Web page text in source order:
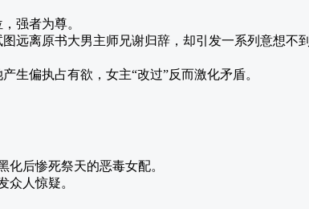
强者为尊。
远离原书大男主师兄谢归辞，却引发一系列意想不到
生偏执占有欲，女主“改过”反而激化矛盾。
后惨死祭天的恶毒女配。
众人惊疑。